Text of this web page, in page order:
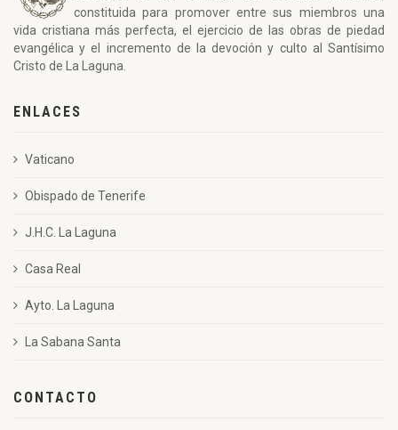
constituida para promover entre sus miembros una
vida cristiana más perfecta, el ejercicio de las obras de piedad
evangélica y el incremento de la devoción y culto al Santísimo
Cristo de La Laguna.
ENLACES
Vaticano
Obispado de Tenerife
J.H.C. La Laguna
Casa Real
Ayto. La Laguna
La Sabana Santa
CONTACTO